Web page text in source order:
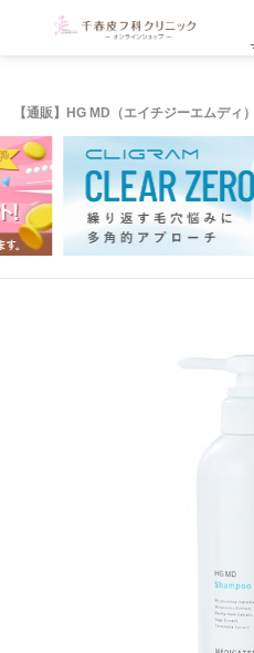
【通販】HG MD（エイチジーエムディ